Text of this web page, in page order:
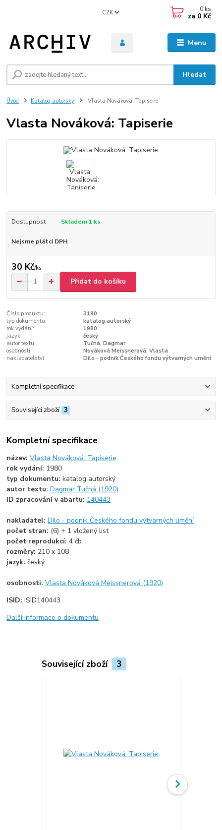
Menu
CZK
Hledat
0 ks
za 0 Kč
Úvod Katalog autorský Vlasta Nováková: Tapiserie
Vlasta Nováková: Tapiserie
Dostupnost Skladem 1 ks
Nejsme plátci DPH
30 Kč/ks
Přidat do košíku
Číslo produktu:
3190
typ dokumentu:
katalog autorský
rok vydání:
1980
jazyk:
český
autor textu:
Tučná, Dagmar
osobnosti:
Nováková Meissnerová, Vlasta
nakladatelství:
Dílo - podnik Českého fondu výtvarných umění
Kompletní specifikace
Související zboží 3
Kompletní specifikace
název:Vlasta Nováková: Tapiserie
rok vydání: 1980
typ dokumentu:katalog autorský
autor textu:Dagmar Tučná (1920)
ID zpracování v abartu: 140443
nakladatel:Dílo - podnik Českého fondu výtvarných umění
počet stran: (6) + 1 vložený list
počet reprodukcí:4 čb
rozměry: 210 x 108
jazyk:český
osobnosti:Vlasta Nováková Meissnerová (1920)
ISID:ISID140443
Další informace o dokumentu
Související zboží 3